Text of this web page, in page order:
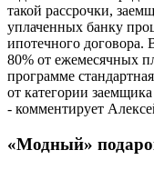
такой рассрочки,
уплаченных банку
ипотечного договора.
80% от ежемесячных
программе
от категории
- комментирует
«Модный»